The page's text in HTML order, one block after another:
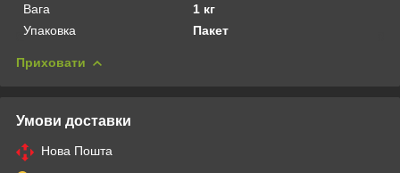
Вага
1 кг
Упаковка
Пакет
Приховати
Умови доставки
Нова Пошта